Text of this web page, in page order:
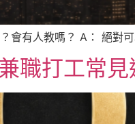
會有人教嗎？ A： 絕對
職打工常見